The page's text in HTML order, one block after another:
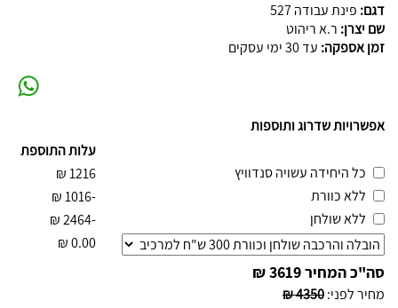
דגם: פינת עבודה 527
שם יצרן: ר.א ריהוט
זמן אספקה: עד 30 ימי עסקים
אפשרויות שדרוג ותוספות
עלות התוספת
כל היחידה עשויה סנדוויץ
1216
₪
ללא כוורת
-1016
₪
ללא שולחן
-2464
₪
0.00
₪
סה"כ המחיר3619 ₪
מחיר לפני:
4350 ₪